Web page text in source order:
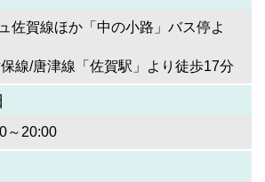
佐賀線ほか「中の小路」バス停よ
線/唐津線「佐賀駅」より徒歩17分
～20:00